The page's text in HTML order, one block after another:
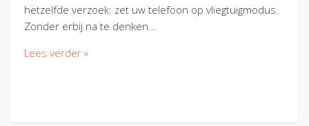
hetzelfde verzoek: zet uw telefoon op vliegtuigmodus.
Zonder erbij na te denken…
Lees verder »